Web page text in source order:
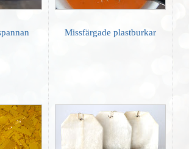
Missfärgade plastburkar